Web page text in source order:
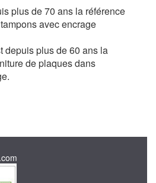
plus de 70 ans la référence
avec encrage
depuis plus de 60 ans la
de plaques dans